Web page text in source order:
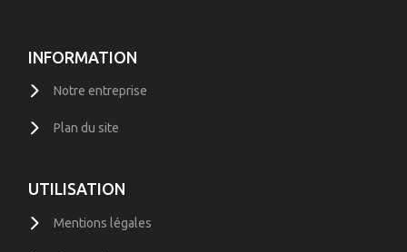
INFORMATION
Notre entreprise
Plan du site
UTILISATION
Mentions légales